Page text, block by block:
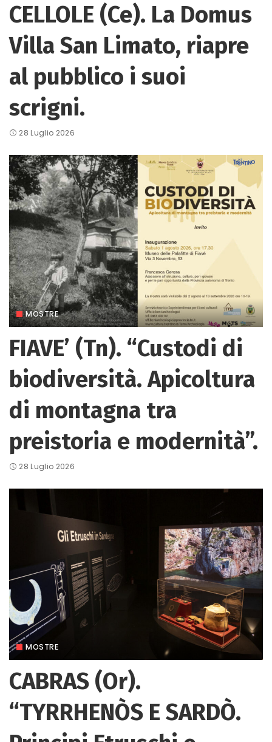
CELLOLE (Ce). La Domus
Villa San Limato, riapre
al pubblico i suoi
scrigni.
28 Luglio 2026
MOSTRE
FIAVE’ (Tn). “Custodi di
biodiversità. Apicoltura
di montagna tra
preistoria e modernità”.
28 Luglio 2026
MOSTRE
CABRAS (Or).
“TYRRHENÒS E SARDÒ.